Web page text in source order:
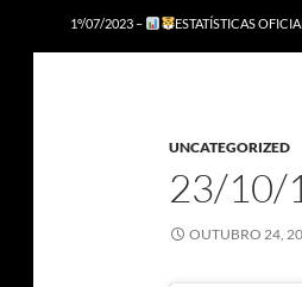
1º/07/2023 – ESTATÍSTICAS
UNCATEGORIZED
23/10/
OUTUBRO 24,